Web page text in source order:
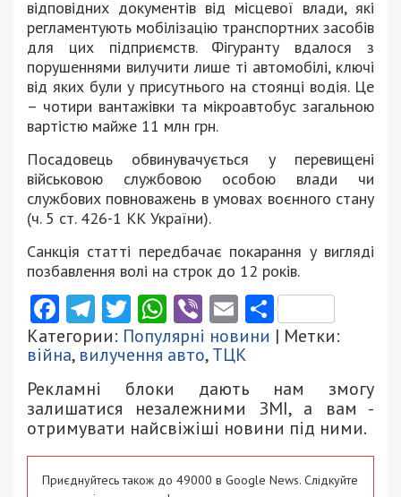
відповідних документів від місцевої влади, які
регламентують мобілізацію транспортних засобів
для цих підприємств. Фігуранту вдалося з
порушеннями вилучити лише ті автомобілі, ключі
від яких були у присутнього на стоянці водія. Це
– чотири вантажівки та мікроавтобус загальною
вартістю майже 11 млн грн.
Посадовець обвинувачується у перевищені
військовою службовою особою влади чи
службових повноважень в умовах воєнного стану
(ч. 5 ст. 426-1 КК України).
Санкція статті передбачає покарання у вигляді
позбавлення волі на строк до 12 років.
Facebook
Telegram
Twitter
WhatsApp
ViberEmail
Категории: Популярні новини | Метки:
війна, вилучення авто,ТЦК
Рекламні блоки дають нам змогу
залишатися незалежними ЗМІ, а вам -
отримувати найсвіжіші новини під ними.
Приєднуйтесь також до 49000 в Google News. Слідкуйте